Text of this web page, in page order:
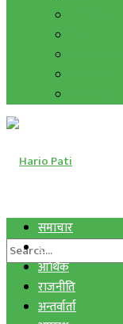
समाचार
स्वास्थ्य
आर्थिक
राजनीति
अन्तर्वार्ता